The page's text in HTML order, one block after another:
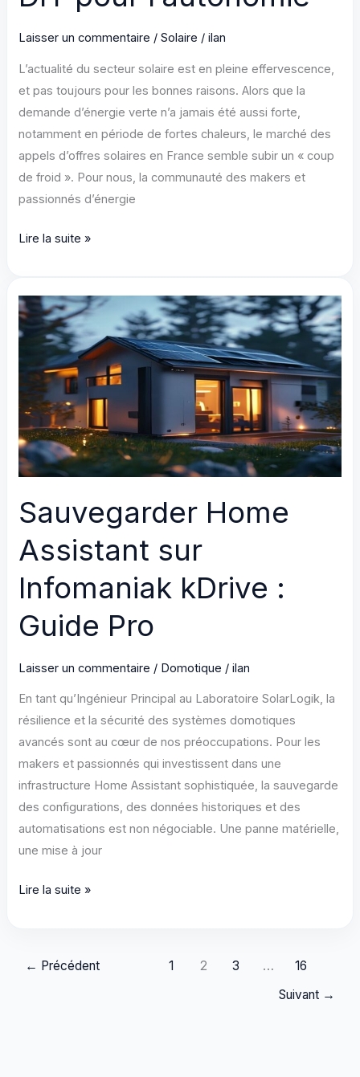
Laisser un commentaire /Solaire /ilan
L’actualité du secteur solaire est en pleine effervescence,
et pas toujours pour les bonnes raisons. Alors que la
demande d’énergie verte n’a jamais été aussi forte,
notamment en période de fortes chaleurs, le marché des
appels d’offres solaires en France semble subir un « coup
de froid ». Pour nous, la communauté des makers et
passionnés d’énergie
Appel
:
Impact
stratégies
DIY
pour
l’autonomie
Lire la suite »
Sauvegarder Home
Assistant sur
Infomaniak kDrive :
Guide Pro
Laisser un commentaire / Domotique /ilan
En tant qu’Ingénieur Principal au Laboratoire SolarLogik, la
résilience et la sécurité des systèmes domotiques
avancés sont au cœur de nos préoccupations. Pour les
makers et passionnés qui investissent dans une
infrastructure Home Assistant sophistiquée, la sauvegarde
des configurations, des données historiques et des
automatisations est non négociable. Une panne matérielle,
une mise à jour
Sauvegarder
Lire la suite »
← Précédent 1 2 3 …
16
Suivant →